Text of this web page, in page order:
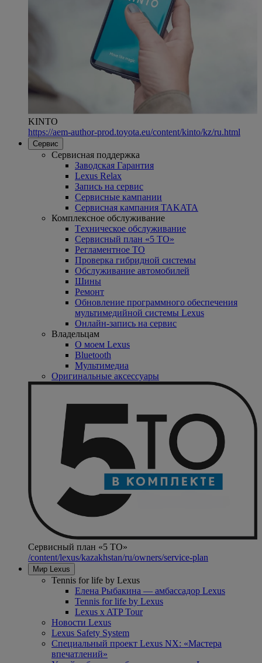
KINTO
https://aem-author-prod.toyota.eu/content/kinto/kz/ru.html
Сервис
Сервисная поддержка
Заводская Гарантия
Lexus Relax
Запись на сервис
Сервисные кампании
Сервисная кампания TAKATA
Комплексное обслуживание
Tехническое обслуживание
Сервисный план «5 ТО»
Регламентное ТО
Проверка гибридной системы
Oбслуживание автомобилей
Шины
Ремонт
Обновление программного обеспечения
мультимедийной системы Lexus
Онлайн-запись на сервис
Владельцам
O моем Lexus
Bluetooth
Mультимедиа
Оригинальные аксессуары
Сервисный план «5 ТО»
/content/lexus/kazakhstan/ru/owners/service-plan
Мир Lexus
Tennis for life by Lexus
Елена Рыбакина — амбассадор Lexus
Tennis for life by Lexus
Lexus x ATP Tour
Новости Lexus
Lexus Safety System
Специальный проект Lexus NX: «Мастера
впечатлений»